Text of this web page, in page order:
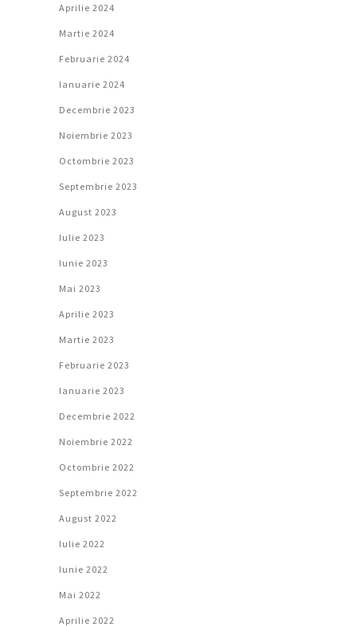
Aprilie 2024
Martie 2024
Februarie 2024
Ianuarie 2024
Decembrie 2023
Noiembrie 2023
Octombrie 2023
Septembrie 2023
August 2023
Iulie 2023
Iunie 2023
Mai 2023
Aprilie 2023
Martie 2023
Februarie 2023
Ianuarie 2023
Decembrie 2022
Noiembrie 2022
Octombrie 2022
Septembrie 2022
August 2022
Iulie 2022
Iunie 2022
Mai 2022
Aprilie 2022